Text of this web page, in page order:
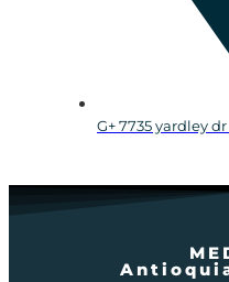
G+ 7735 yardley dr